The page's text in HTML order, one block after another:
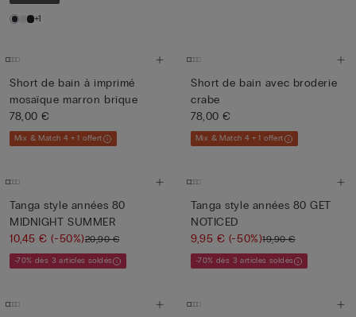
+1
Short de bain à imprimé
mosaïque marron brique
78,00 €
Mix & Match 4 + 1 offert
Short de bain avec broderie
crabe
78,00 €
Mix & Match 4 + 1 offert
Tanga style années 80
MIDNIGHT SUMMER
10,45 €(-50%)20,90 €
-70% dès 3 articles soldés
Tanga style années 80 GET
NOTICED
9,95 € (-50%)19,90 €
-70% dès 3 articles soldés